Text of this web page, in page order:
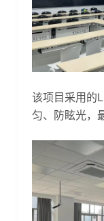
该项目采用的
匀、防眩光，